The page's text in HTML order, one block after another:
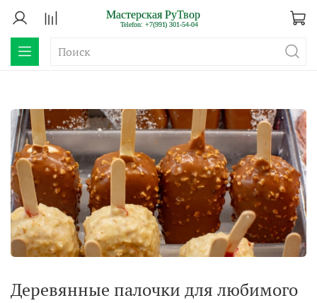
Деревянные палочки для любимого